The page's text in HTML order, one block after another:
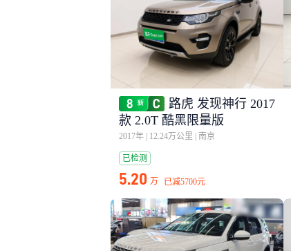
路虎 发现神行 2017
款 2.0T 酷黑限量版
2017年 12.24万公里 南京
已检测
5.20 万 已减5700元